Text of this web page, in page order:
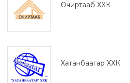
Очиртааб ХХК
Хатанбаатар ХХК